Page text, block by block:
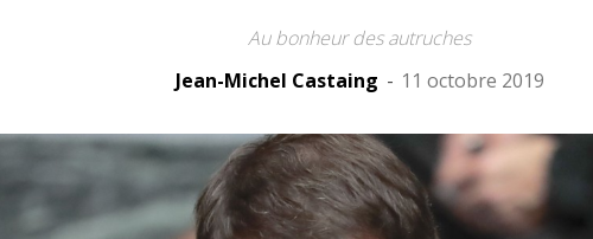
Au bonheur des autruches
Jean-Michel Castaing - 11 octobre 2019